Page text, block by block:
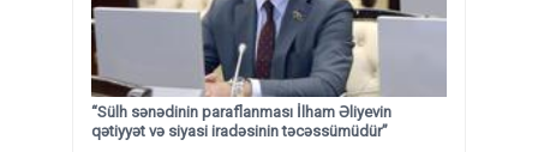
“Sülh sənədinin paraflanması İlham Əliyevin
qətiyyət və siyasi iradəsinin təcəssümüdür”